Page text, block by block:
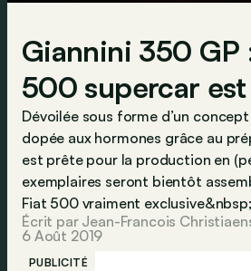
Giannini 350 GP
500 supercar
Dévoilée sous forme d’un
dopée aux hormones grâce au
est prête pour la production en
exemplaires seront bientôt
Fiat 500 vraiment
Écrit par Jean-Francois
6 Août 2019
PUBLICITÉ